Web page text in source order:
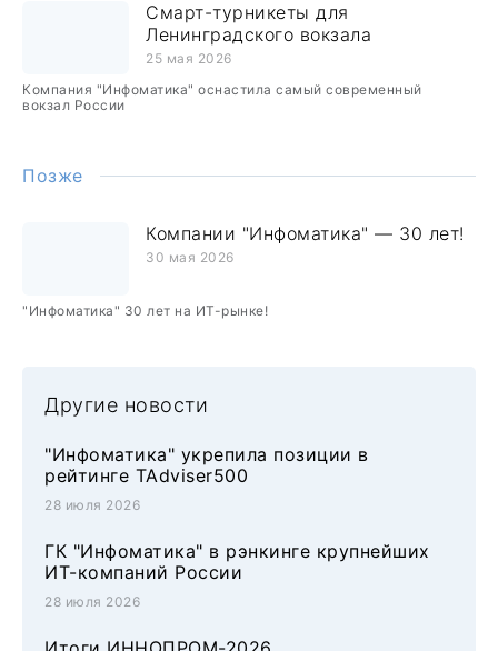
Смарт-турникеты для
Ленинградского вокзала
25 мая 2026
Компания "Инфоматика" оснастила самый современный
вокзал России
Позже
Компании "Инфоматика" — 30 лет!
30 мая 2026
"Инфоматика" 30 лет на ИТ-рынке!
Другие новости
"Инфоматика" укрепила позиции в
рейтинге TAdviser500
28 июля 2026
ГК "Инфоматика" в рэнкинге крупнейших
ИТ-компаний России
28 июля 2026